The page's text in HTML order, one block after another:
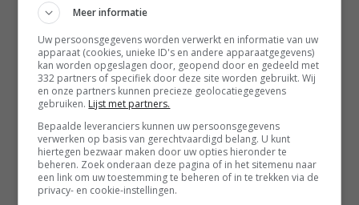
Recepten
Leefstijl
Reizen
Shop Francesca Kookt boeken
Shop Voedzaam Leven Ontbijtgids
Samenwerken
Zomer recepten
Meer informatie
Uw persoonsgegevens worden verwerkt en informatie van uw
apparaat (cookies, unieke ID's en andere apparaatgegevens)
kan worden opgeslagen door, geopend door en gedeeld met
332 partners of specifiek door deze site worden gebruikt. Wij
en onze partners kunnen precieze geolocatiegegevens
gebruiken. Lijst met partners.
Bepaalde leveranciers kunnen uw persoonsgegevens
verwerken op basis van gerechtvaardigd belang. U kunt
hiertegen bezwaar maken door uw opties hieronder te
beheren. Zoek onderaan deze pagina of in het sitemenu naar
een link om uw toestemming te beheren of in te trekken via de
privacy- en cookie-instellingen.